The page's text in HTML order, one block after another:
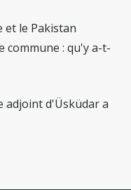
et le Pakistan
commune : qu'y a-t-
adjoint d'Üsküdar a